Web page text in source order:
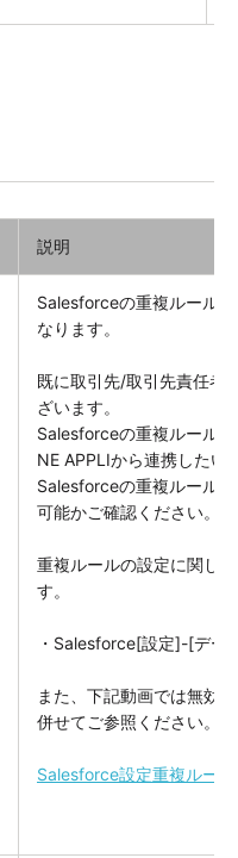
説明
Salesforceの重複ルール
なります。
既に取引先/取引先責任者
ざいます。
Salesforceの重複ルール
NE APPLIから連携したい
Salesforceの重複ルール
可能かご確認ください。
重複ルールの設定に関し
す。
・Salesforce[設定]-[デ
また、下記動画では無効
併せてご参照ください。
Salesforce設定重複ルー